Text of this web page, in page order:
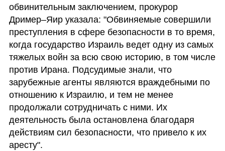
обвинительным заключением, прокурор
Дример–Яир указала: "Обвиняемые совершили
преступления в сфере безопасности в то время,
когда государство Израиль ведет одну из самых
тяжелых войн за всю свою историю, в том числе
против Ирана. Подсудимые знали, что
зарубежные агенты являются враждебными по
отношению к Израилю, и тем не менее
продолжали сотрудничать с ними. Их
деятельность была остановлена благодаря
действиям сил безопасности, что привело к их
аресту".